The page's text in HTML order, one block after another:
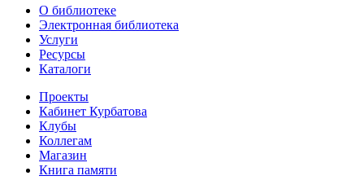
О библиотеке
Электронная библиотека
Услуги
Ресурсы
Каталоги
Проекты
Кабинет Курбатова
Клубы
Коллегам
Магазин
Книга памяти